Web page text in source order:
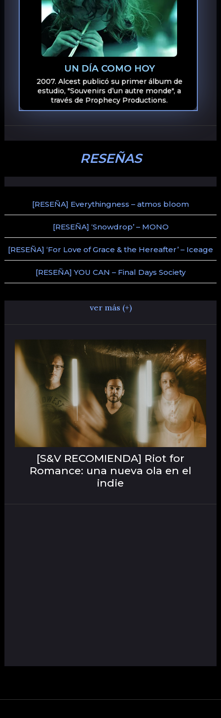
UN DÍA COMO HOY
2007. Alcest publicó su primer álbum de
estudio, "Souvenirs d’un autre monde", a
través de Prophecy Productions.
RESEÑAS
[RESEÑA] Everythingness – atmos bloom
[RESEÑA] ‘Snowdrop’ – MONO
[RESEÑA] ‘For Love of Grace & the Hereafter’ – Iceage
[RESEÑA] YOU CAN – Final Days Society
ver más (+)
[S&V RECOMIENDA] Riot for
Romance: una nueva ola en el
indie